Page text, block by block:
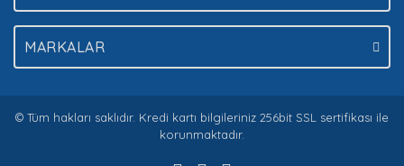
MARKALAR
© Tüm hakları saklıdır. Kredi kartı bilgileriniz 256bit SSL sertifikası ile
korunmaktadır.